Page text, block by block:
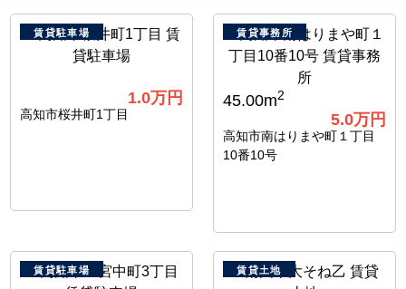
賃貸駐車場
1.0万円
高知市桜井町1丁目
賃貸事務所
45.00m2
5.0万円
高知市南はりまや町１丁目
10番10号
賃貸駐車場 賃貸土地